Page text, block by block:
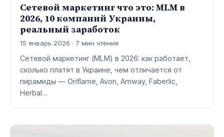
Сетевой маркетинг что это: MLM в
2026, 10 компаний Украины,
реальный заработок
15 январь 2026 · 7 мин чтения
Сетевой маркетинг (MLM) в 2026: как работает,
сколько платят в Украине, чем отличается от
пирамиды — Oriflame, Avon, Amway, Faberlic,
Herbal…